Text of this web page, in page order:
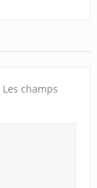
Les champs